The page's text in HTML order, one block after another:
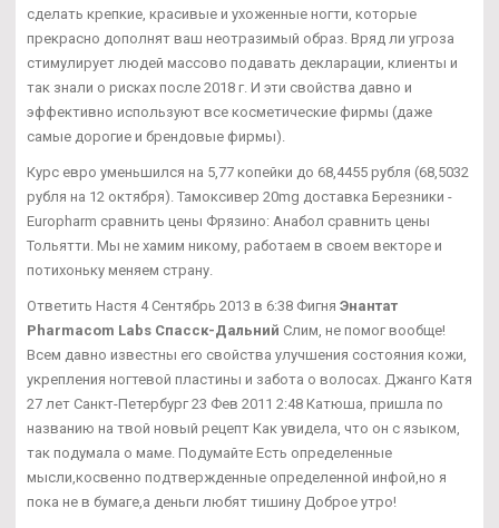
сделать крепкие, красивые и ухоженные ногти, которые
прекрасно дополнят ваш неотразимый образ. Вряд ли угроза
стимулирует людей массово подавать декларации, клиенты и
так знали о рисках после 2018 г. И эти свойства давно и
эффективно используют все косметические фирмы (даже
самые дорогие и брендовые фирмы).
Курс евро уменьшился на 5,77 копейки до 68,4455 рубля (68,5032
рубля на 12 октября). Тамоксивер 20mg доставка Березники -
Europharm сравнить цены Фрязино: Анабол сравнить цены
Тольятти. Мы не хамим никому, работаем в своем векторе и
потихоньку меняем страну.
Ответить Настя 4 Сентябрь 2013 в 6:38 Фигня Энантат
Pharmacom Labs Спасск-Дальний Слим, не помог вообще!
Всем давно известны его свойства улучшения состояния кожи,
укрепления ногтевой пластины и забота о волосах. Джанго Катя
27 лет Санкт-Петербург 23 Фев 2011 2:48 Катюша, пришла по
названию на твой новый рецепт Как увидела, что он с языком,
так подумала о маме. Подумайте Есть определенные
мысли,косвенно подтвержденные определенной инфой,но я
пока не в бумаге,а деньги любят тишину Доброе утро!